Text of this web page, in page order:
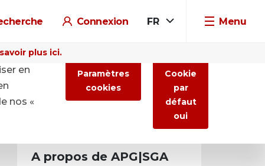
Connexion FR Menu
plus ici.
A propos de APG|SGA
en
nos «
Paramètres
cookies
Cookie
par
défaut
oui